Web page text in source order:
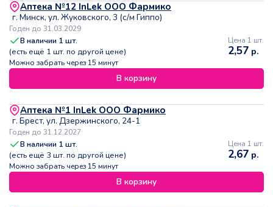
Аптека №12 InLek ООО Фармико
г. Минск, ул. Жуковского, 3 (с/м Гиппо)
Годен до 31.03.2029
В наличии 1 шт.
(есть ещё 1 шт. по другой цене)
Можно забрать через 15 минут
Цена 1 шт.
2,57 р.
В корзину
Аптека №1 InLek ООО Фармико
г. Брест, ул. Дзержинского, 24-1
Годен до 31.12.2027
В наличии 1 шт.
(есть ещё 3 шт. по другой цене)
Можно забрать через 15 минут
Цена 1 шт.
2,67 р.
В корзину